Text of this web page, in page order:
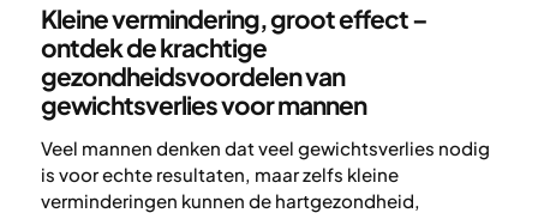
Kleine vermindering, groot effect –
ontdek de krachtige
gezondheidsvoordelen van
gewichtsverlies voor mannen
Veel mannen denken dat veel gewichtsverlies nodig
is voor echte resultaten, maar zelfs kleine
verminderingen kunnen de hartgezondheid,